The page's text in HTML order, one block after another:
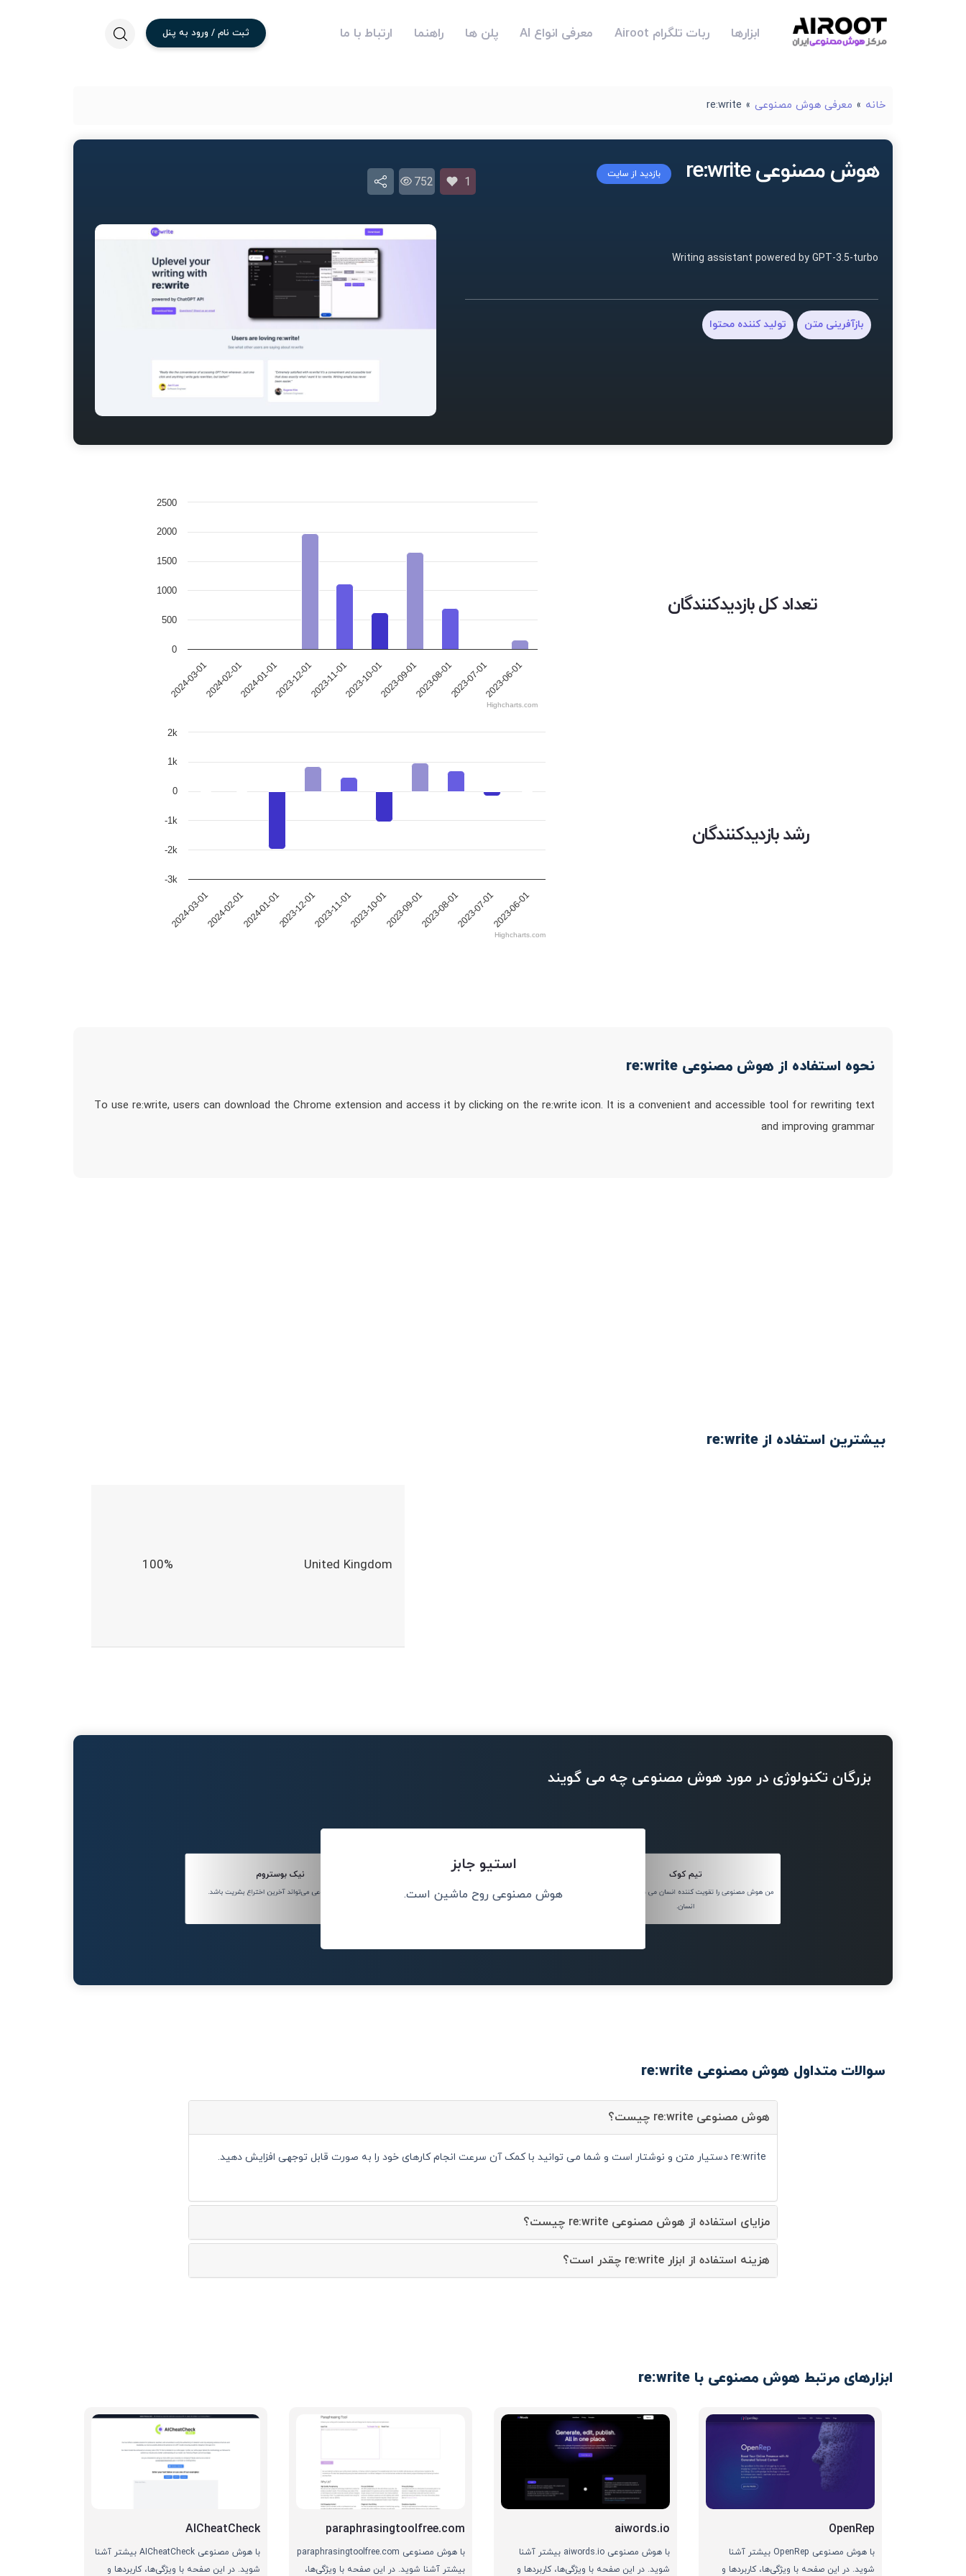
ابزارها ربات تلگرام Airoot معرفی انواع AI پلن ها راهنما ارتباط با ما ثبت نام / ورود به پنل
خانه » معرفی هوش مصنوعی »
re:write
هوش مصنوعی re:write بازدید از سایت
1
752
Writing assistant powered by GPT-3.5-turbo
بازآفرینی متن تولید کننده محتوا
تعداد کل بازدیدکنندگان
2024-03-012024-02-012024-01-012023-12-012023-11-012023-10-012023-09-012023-08-012023-07-012023-06-01
0
500
1000
1500
2000
2500
Highcharts.com
رشد بازدیدکنندگان
2024-03-012024-02-012024-01-012023-12-012023-11-012023-10-012023-09-012023-08-012023-07-012023-06-01
-3k
-2k
-1k
0
1k
2k
Highcharts.com
نحوه استفاده از هوش مصنوعی re:write
To use re:write, users can download the Chrome extension and access it by clicking on the re:write icon. It is a convenient and accessible tool for rewriting text
and improving grammar
بیشترین استفاده از re:write
United Kingdom
100%
بزرگان تکنولوژی در مورد هوش مصنوعی چه می گویند
تیم کوک
من هوش مصنوعی را تقویت کننده انسان می دانم، نه جایگزین
انسان.
استیو جابز
هوش مصنوعی روح ماشین است.
نیک بوستروم
هوش مصنوعی می‌تواند آخرین اختراع بشریت باشد.
سوالات متداول هوش مصنوعی re:write
هوش مصنوعی re:write چیست؟
re:write دستیار متن و نوشتار است و شما می توانید با کمک آن سرعت انجام کارهای خود را به صورت قابل توجهی افزایش دهید.
مزایای استفاده از هوش مصنوعی re:write چیست؟
هزینه استفاده از ابزار re:write چقدر است؟
ابزارهای مرتبط هوش مصنوعی با re:write
OpenRep
با هوش مصنوعی OpenRep بیشتر آشنا
شوید. در این صفحه با ویژگی‌ها، کاربردها و
aiwords.io
با هوش مصنوعی aiwords.io بیشتر آشنا
شوید. در این صفحه با ویژگی‌ها، کاربردها و
paraphrasingtoolfree.com
با هوش مصنوعی paraphrasingtoolfree.com
بیشتر آشنا شوید. در این صفحه با ویژگی‌ها،
AICheatCheck
با هوش مصنوعی AICheatCheck بیشتر آشنا
شوید. در این صفحه با ویژگی‌ها، کاربردها و